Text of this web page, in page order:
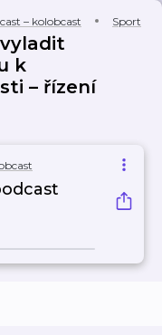
– kolobcast Sport
vyladit
k
– řízení